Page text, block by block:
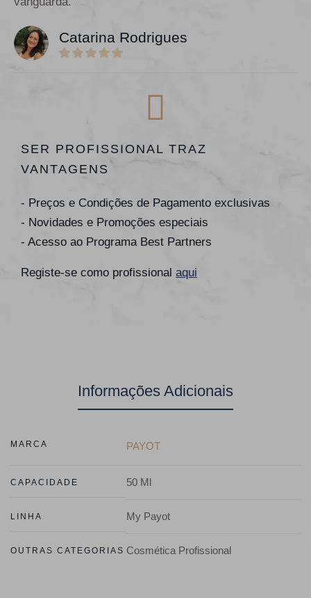
Catarina Rodrigues
SER PROFISSIONAL TRAZ
VANTAGENS
- Preços e Condições de Pagamento exclusivas
- Novidades e Promoções especiais
- Acesso ao Programa Best Partners
Registe-se como profissional aqui
Informações Adicionais
MARCA PAYOT
CAPACIDADE 50 Ml
LINHA My Payot
OUTRAS CATEGORIAS Cosmética Profissional